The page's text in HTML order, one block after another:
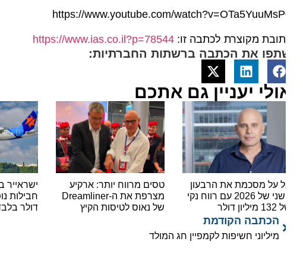
https://www.youtube.com/
מקוצרת לכתבה זו:https://www.ias.co.il?p=78544
את הכתבה ברשתות החברתיות:
יעניין גם אתכם
על מסכמת את הרבעון
השני של 2026 עם רווח נקי
טסים מרווח יותר: ארקיע
מצרפת את ה-Dreamliner
של נאוס לטיסות הקיץ
ישראייר
דולר בלבד
הכתבה הקודמת
מיליוני חשיפות לקמפיין חג המולד